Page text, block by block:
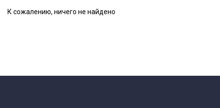
К сожалению, ничего не найдено